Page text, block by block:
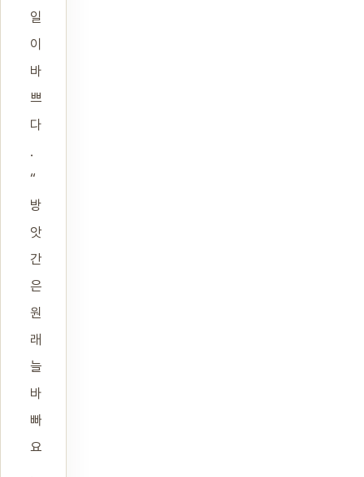
일
이
바
쁘
다
.
“
방
앗
간
은
원
래
늘
바
빠
요